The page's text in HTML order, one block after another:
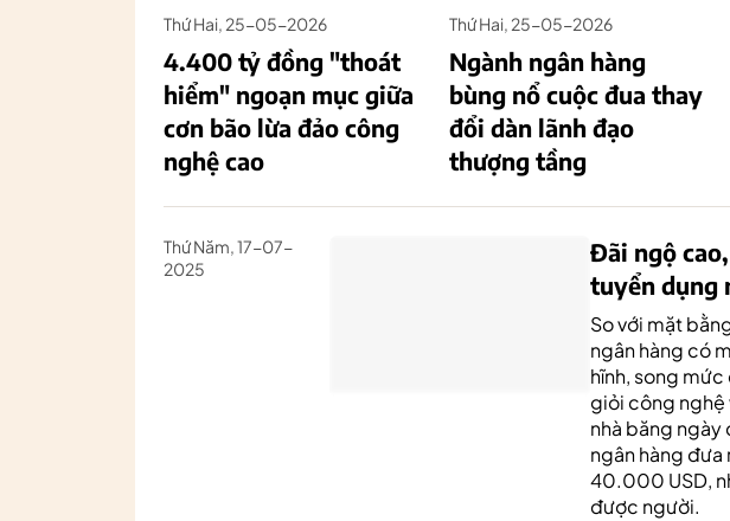
Thứ Hai, 25-05-2026
4.400 tỷ đồng "thoát
hiểm" ngoạn mục giữa
cơn bão lừa đảo công
nghệ cao
Thứ Hai, 25-05-2026
Ngành ngân hàng
bùng nổ cuộc đua thay
đổi dàn lãnh đạo
thượng tầng
Thứ Năm, 17-07-
2025
Đãi ngộ
tuyển dụng
So với mặt
ngân hàng có
hĩnh, song mức
giỏi công nghệ
nhà băng
ngân hàng
40.000 USD,
được người.